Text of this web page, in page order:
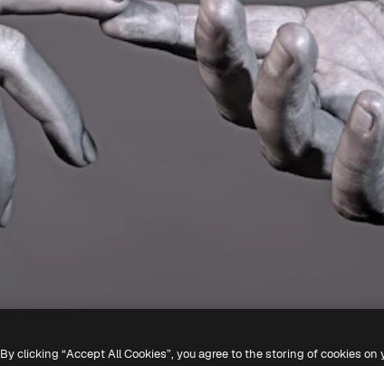
By clicking “Accept All Cookies”, you agree to the storing of cookies